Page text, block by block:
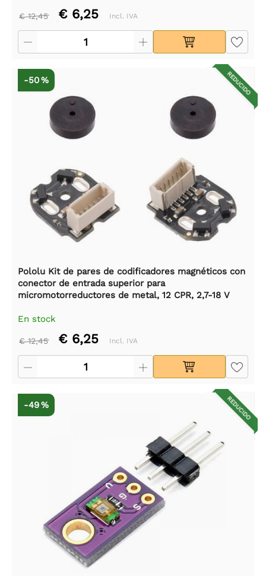
€ 12,45 € 6,25 Incl. IVA
REDUCIDO
-50 %
Pololu Kit de pares de codificadores magnéticos con
conector de entrada superior para
micromotorreductores de metal, 12 CPR, 2,7-18 V
En stock
€ 12,45 € 6,25 Incl. IVA
REDUCIDO
-49 %